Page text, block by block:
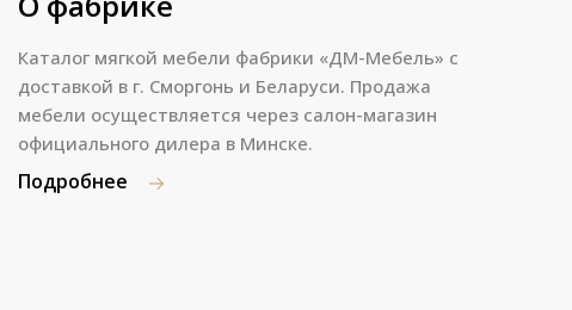
Каталог мягкой мебели фабрики «ДМ-Мебель» с
доставкой в г. Сморгонь и Беларуси. Продажа
мебели осуществляется через салон-магазин
официального дилера в Минске.
Подробнее